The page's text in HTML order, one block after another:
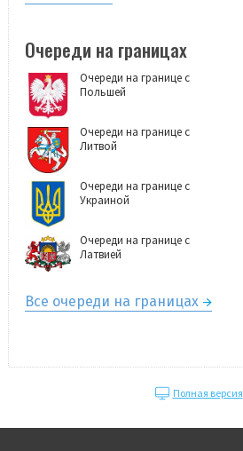
Очереди на границах
Очереди на границе с
Польшей
Очереди на границе с
Литвой
Очереди на границе с
Украиной
Очереди на границе с
Латвией
Все очереди на границах
Полная версия